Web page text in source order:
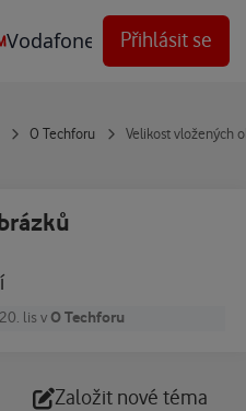
Vodafone Techforum
Přihlásit se
O Techforu Velikost vložených
20. lis v O Techforu
Založit nové téma